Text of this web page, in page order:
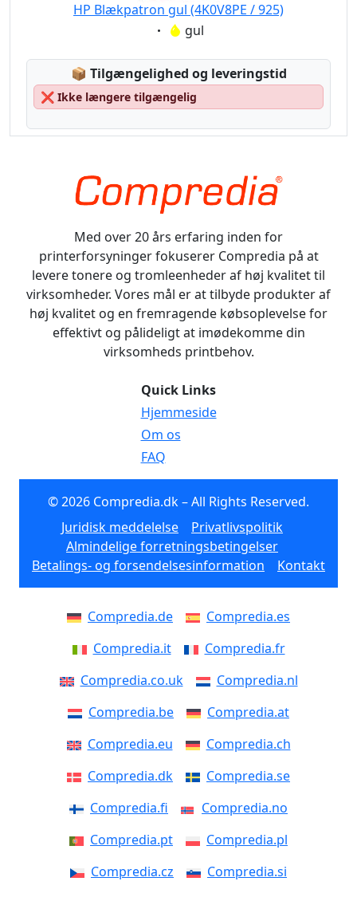
HP Blækpatron gul (4K0V8PE / 925)
Eigenschaft:
gul
📦 Lagerstatus:
Tilgængelighed og leveringstid
❌ Ikke længere tilgængelig
Med over 20 års erfaring inden for
printerforsyninger fokuserer Compredia på at
levere tonere og tromleenheder af høj kvalitet til
virksomheder. Vores mål er at tilbyde produkter af
høj kvalitet og en fremragende købsoplevelse for
effektivt og pålideligt at imødekomme din
virksomheds printbehov.
Quick Links
Hjemmeside
Om os
FAQ
© 2026 Compredia.dk – All Rights Reserved.
Juridisk meddelelse
Privatlivspolitik
Almindelige forretningsbetingelser
Betalings- og forsendelsesinformation
Kontakt
Compredia.de
Compredia.es
Compredia.it
Compredia.fr
Compredia.co.uk
Compredia.nl
Compredia.be
Compredia.at
Compredia.eu
Compredia.ch
Compredia.dk
Compredia.se
Compredia.fi
Compredia.no
Compredia.pt
Compredia.pl
Compredia.cz
Compredia.si